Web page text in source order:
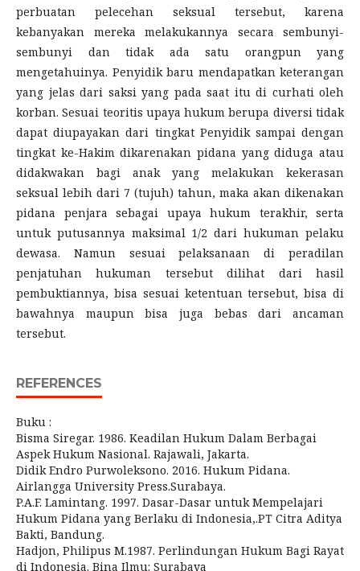
perbuatan pelecehan seksual tersebut, karena
kebanyakan mereka melakukannya secara sembunyi-
sembunyi dan tidak ada satu orangpun yang
mengetahuinya. Penyidik baru mendapatkan keterangan
yang jelas dari saksi yang pada saat itu di curhati oleh
korban. Sesuai teoritis upaya hukum berupa diversi tidak
dapat diupayakan dari tingkat Penyidik sampai dengan
tingkat ke-Hakim dikarenakan pidana yang diduga atau
didakwakan bagi anak yang melakukan kekerasan
seksual lebih dari 7 (tujuh) tahun, maka akan dikenakan
pidana penjara sebagai upaya hukum terakhir, serta
untuk putusannya maksimal 1/2 dari hukuman pelaku
dewasa. Namun sesuai pelaksanaan di peradilan
penjatuhan hukuman tersebut dilihat dari hasil
pembuktiannya, bisa sesuai ketentuan tersebut, bisa di
bawahnya maupun bisa juga bebas dari ancaman
tersebut.
REFERENCES
Buku :
Bisma Siregar. 1986. Keadilan Hukum Dalam Berbagai
Aspek Hukum Nasional. Rajawali, Jakarta.
Didik Endro Purwoleksono. 2016. Hukum Pidana.
Airlangga University Press.Surabaya.
P.A.F. Lamintang. 1997. Dasar-Dasar untuk Mempelajari
Hukum Pidana yang Berlaku di Indonesia,.PT Citra Aditya
Bakti, Bandung.
Hadjon, Philipus M.1987. Perlindungan Hukum Bagi Rayat
di Indonesia. Bina Ilmu: Surabaya